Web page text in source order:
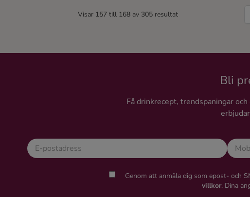
Visar 157 till 168 av 305 resultat
Bli
Få drinkrecept, trendspaningar
Genom att anmäla dig som epost- och
villkor. Dina